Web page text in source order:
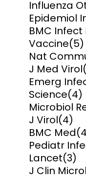
Influenza
Epidemiol
BMC Infect
Vaccine(5)
Nat
J Med Virol
Emerg
Science(4)
Microbiol
J Virol(4)
BMC Med
Pediatr
Lancet(3)
J Clin